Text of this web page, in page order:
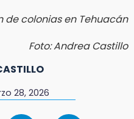
de colonias en Tehuacán
Foto: Andrea Castillo
28, 2026